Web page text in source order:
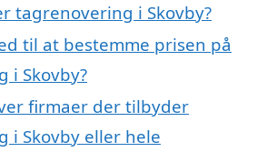
tagrenovering i Skovby?
til at bestemme prisen på
i Skovby?
firmaer der tilbyder
i Skovby eller hele